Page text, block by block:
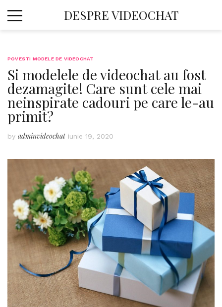
DESPRE VIDEOCHAT
POVESTI MODELE DE VIDEOCHAT
Si modelele de videochat au fost
dezamagite! Care sunt cele mai
neinspirate cadouri pe care le-au
primit?
by adminvideochat iunie 19, 2020